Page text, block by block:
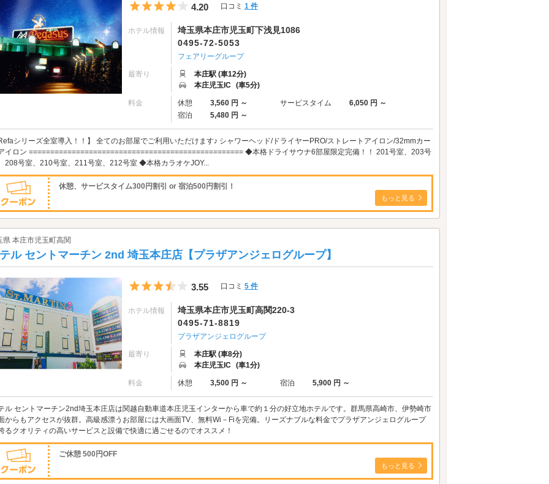
5つ星のうち4
4.20 口コミ 1 件
ホテル情報
埼玉県本庄市児玉町下浅見1086
0495-72-5053
フェアリーグループ
最寄り
本庄駅 (車12分)
本庄児玉IC (車5分)
料金 休憩 3,560 円 ～ サービスタイム
6,050 円 ～
宿泊
5,480 円 ～
シリーズ全室導入！！】 全てのお部屋でご利用いただけます♪ シャワーヘッド/ドライヤーPRO/ストレートアイロン/32mmカー
イロン ================================================== ◆本格ドライサウナ6部屋限定完備！！ 201号室、203号
208号室、210号室、211号室、212号室 ◆本格カラオケJOY...
休憩、サービスタイム300円割引 or 宿泊500円割引！
もっと見る
県 本庄市児玉町高関
ル セントマーチン 2nd 埼玉本庄店【プラザアンジェログループ】
5つ星のうち3.5
3.55 口コミ 5 件
ホテル情報
埼玉県本庄市児玉町高関220-3
0495-71-8819
プラザアンジェログループ
最寄り
本庄駅 (車8分)
本庄児玉IC (車1分)
料金 休憩 3,500 円 ～ 宿泊 5,900 円 ～
ル セントマーチン2nd埼玉本庄店は関越自動車道本庄児玉インターから車で約１分の好立地ホテルです。群馬県高崎市、伊勢崎市
からもアクセスが抜群。高級感漂うお部屋には大画面TV、無料Wi－Fiを完備。リーズナブルな料金でプラザアンジェログループ
るクオリティの高いサービスと設備で快適に過ごせるのでオススメ！
ご休憩 500円OFF
もっと見る